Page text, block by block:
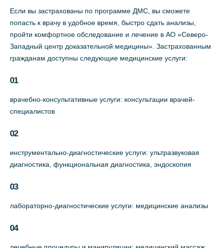
Если вы застрахованы по программе ДМС, вы сможете
попасть к врачу в удобное время, быстро сдать анализы,
пройти комфортное обследование и лечение в АО «Северо-
Западный центр доказательной медицины». Застрахованным
гражданам доступны следующие медицинские услуги:
01
врачебно-консультативные услуги: консультации врачей-
специалистов
02
инструментально-диагностические услуги: ультразвуковая
диагностика, функциональная диагностика, эндоскопия
03
лабораторно-диагностические услуги: медицинские анализы
04